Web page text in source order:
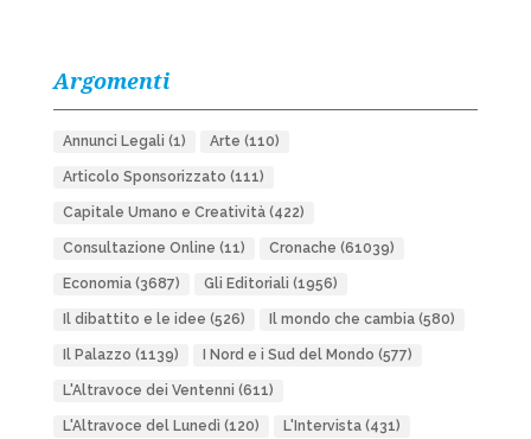
Argomenti
Annunci Legali (1) Arte (110)
Articolo Sponsorizzato (111)
Capitale Umano e Creatività(422)
Consultazione Online (11) Cronache (61039)
Economia(3687) Gli Editoriali (1956)
Il dibattito e le idee (526) Il mondo che cambia(580)
Il Palazzo (1139) I Nord e i Sud del Mondo (577)
L'Altravoce dei Ventenni (611)
L'Altravoce del Lunedì (120) L'Intervista(431)